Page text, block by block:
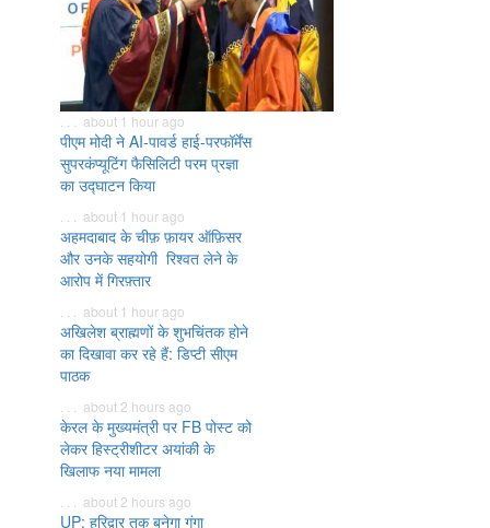
. . . about 1 hour ago
पीएम मोदी ने AI-पावर्ड हाई-परफॉर्मेंस
सुपरकंप्यूटिंग फैसिलिटी परम प्रज्ञा
का उद्घाटन किया
. . . about 1 hour ago
अहमदाबाद के चीफ़ फ़ायर ऑफ़िसर
और उनके सहयोगी रिश्वत लेने के
आरोप में गिरफ़्तार
. . . about 1 hour ago
अखिलेश ब्राह्मणों के शुभचिंतक होने
का दिखावा कर रहे हैं: डिप्टी सीएम
पाठक
. . . about 2 hours ago
केरल के मुख्यमंत्री पर FB पोस्ट को
लेकर हिस्ट्रीशीटर अयांकी के
खिलाफ नया मामला
. . . about 2 hours ago
UP: हरिद्वार तक बनेगा गंगा